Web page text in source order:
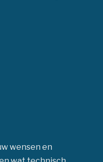
wensen en